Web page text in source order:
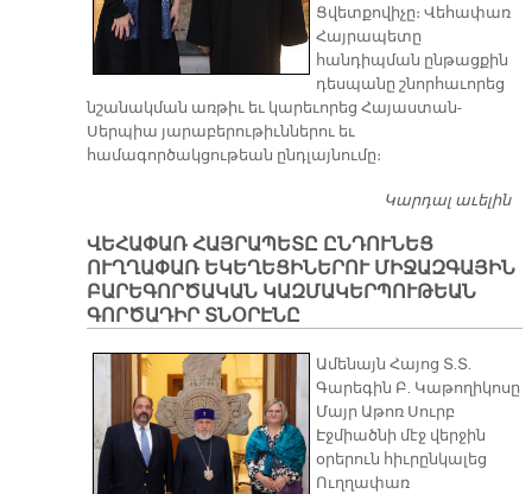
Ցվետքովիչը։ Վեհափառ
Հայրապետը
հանդիպման ընթացքին
դեսպանը շնորհաւորեց
նշանակման առթիւ եւ կարեւորեց Հայաստան-
Սերպիա յարաբերութիւններու եւ
համագործակցութեան ընդլայնումը։
Կարդալ աւելին
ՎԵՀԱՓԱՌ ՀԱՅՐԱՊԵՏԸ ԸՆԴՈՒՆԵՑ
ՈՒՂՂԱՓԱՌ ԵԿԵՂԵՑԻՆԵՐՈՒ ՄԻՋԱԶԳԱՅԻՆ
ԲԱՐԵԳՈՐԾԱԿԱՆ ԿԱԶՄԱԿԵՐՊՈՒԹԵԱՆ
ԳՈՐԾԱԴԻՐ ՏՆՕՐԷՆԸ
Ամենայն Հայոց Տ.Տ.
Գարեգին Բ. Կաթողիկոսը
Մայր Աթոռ Սուրբ
Էջմիածնի մէջ վերջին
օրերուն հիւրընկալեց
Ուղղափառ